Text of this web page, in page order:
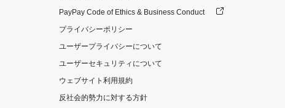
PayPay Code of Ethics & Business Conduct
プライバシーポリシー
ユーザープライバシーについて
ユーザーセキュリティについて
ウェブサイト利用規約
反社会的勢力に対する方針